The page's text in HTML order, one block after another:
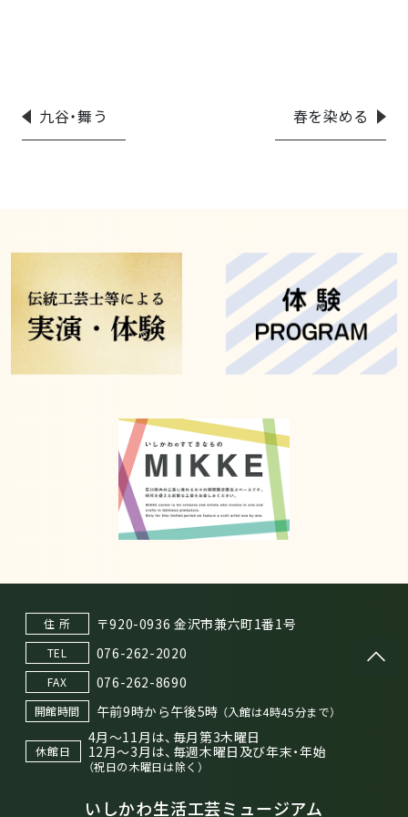
九谷・舞う 春を染める
住 所 〒920-0936 金沢市兼六町1番1号
TEL 076-262-2020
FAX 076-262-8690
開館時間 午前9時から午後5時 （入館は4時45分まで）
休館日
4月～11月は、毎月第3木曜日
12月～3月は、毎週木曜日及び年末・年始
（祝日の木曜日は除く）
いしかわ生活工芸ミュージアム